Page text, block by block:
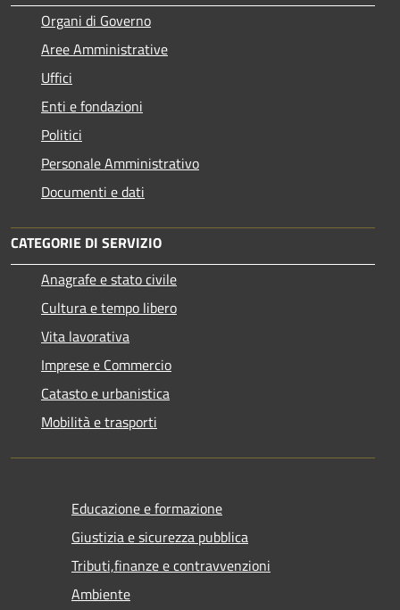
Organi di Governo
Aree Amministrative
Uffici
Enti e fondazioni
Politici
Personale Amministrativo
Documenti e dati
CATEGORIE DI SERVIZIO
Anagrafe e stato civile
Cultura e tempo libero
Vita lavorativa
Imprese e Commercio
Catasto e urbanistica
Mobilità e trasporti
Educazione e formazione
Giustizia e sicurezza pubblica
Tributi,finanze e contravvenzioni
Ambiente